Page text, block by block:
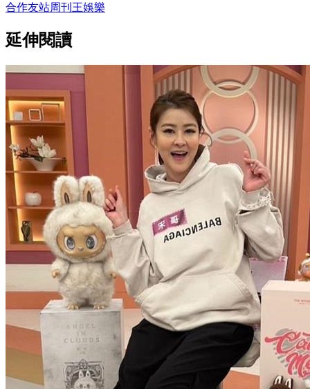
合作友站周刊王娛樂
延伸閱讀